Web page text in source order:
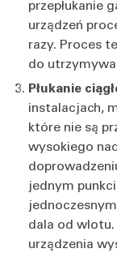
przepłukanie
urządzeń
razy. Proces
do
Płukanie
instalacjach,
które nie są
wysokiego
jednym
dala od
urządzenia